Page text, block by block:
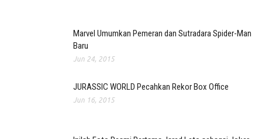
Marvel Umumkan Pemeran dan Sutradara Spider-Man
Baru
Jun 24, 2015
JURASSIC WORLD Pecahkan Rekor Box Office
Jun 16, 2015